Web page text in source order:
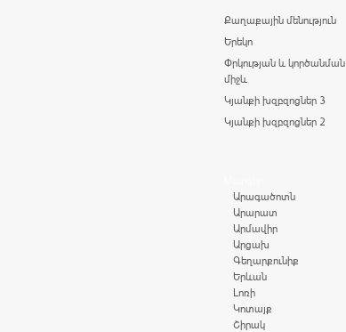
Քաղաքային մենություն
Երեկո
Փրկության և կործանման
միջև
Կյանքի խզբզոցներ 3
Կյանքի խզբզոցներ 2
Արագածոտն
Արարատ
Արմավիր
Արցախ
Գեղարքունիք
Երևան
Լոռի
Կոտայք
Շիրակ